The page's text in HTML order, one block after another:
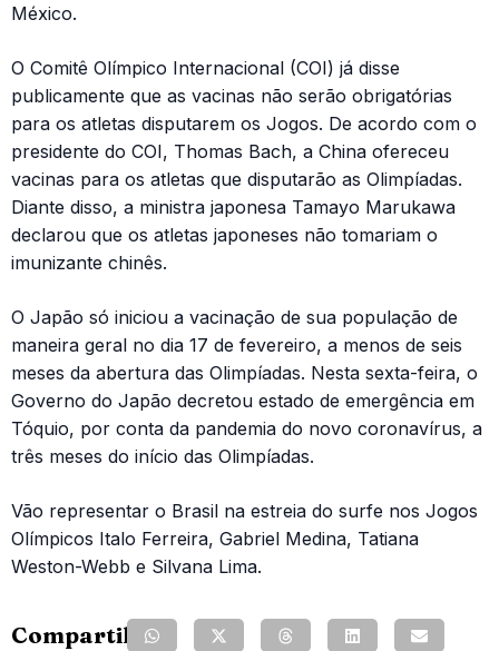
México.
O Comitê Olímpico Internacional (COI) já disse
publicamente que as vacinas não serão obrigatórias
para os atletas disputarem os Jogos. De acordo com o
presidente do COI, Thomas Bach, a China ofereceu
vacinas para os atletas que disputarão as Olimpíadas.
Diante disso, a ministra japonesa Tamayo Marukawa
declarou que os atletas japoneses não tomariam o
imunizante chinês.
O Japão só iniciou a vacinação de sua população de
maneira geral no dia 17 de fevereiro, a menos de seis
meses da abertura das Olimpíadas. Nesta sexta-feira, o
Governo do Japão decretou estado de emergência em
Tóquio, por conta da pandemia do novo coronavírus, a
três meses do início das Olimpíadas.
Vão representar o Brasil na estreia do surfe nos Jogos
Olímpicos Italo Ferreira, Gabriel Medina, Tatiana
Weston-Webb e Silvana Lima.
Compartilhe: